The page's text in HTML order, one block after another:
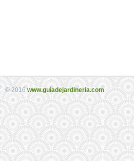
© 2016www.guiadejardineria.com